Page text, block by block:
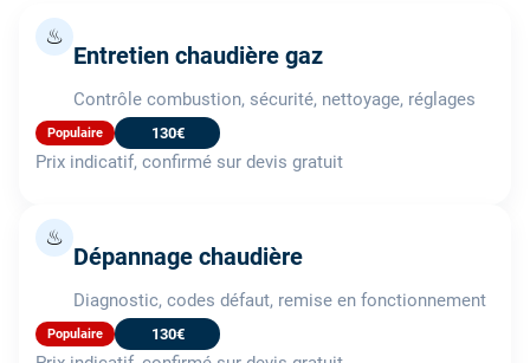
♨
Entretien chaudière gaz
Contrôle combustion, sécurité, nettoyage, réglages
Populaire 130€
Prix indicatif, confirmé sur devis gratuit
♨
Dépannage chaudière
Diagnostic, codes défaut, remise en fonctionnement
Populaire 130€